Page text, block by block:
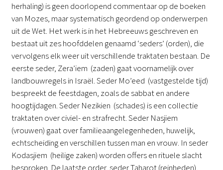
herhaling) is geen doorlopend commentaar op de boeken
van Mozes, maar systematisch geordend op onderwerpen
uit de Wet. Het werk is in het Hebreeuws geschreven en
bestaat uit zes hoofddelen genaamd ‘seders’ (orden), die
vervolgens elk weer uit verschillende traktaten bestaan. De
eerste seder, Zera’iem (zaden) gaat voornamelijk over
landbouwregels in Israël. Seder Mo’eed (vastgestelde tijd)
bespreekt de feestdagen, zoals de sabbat en andere
hoogtijdagen. Seder Nezikien (schades) is een collectie
traktaten over civiel- en strafrecht. Seder Nasjiem
(vrouwen) gaat over familieaangelegenheden, huwelijk,
echtscheiding en verschillen tussen man en vrouw. In seder
Kodasjiem (heilige zaken) worden offers en rituele slacht
besproken. De laatste order, seder Taharot (reinheden),